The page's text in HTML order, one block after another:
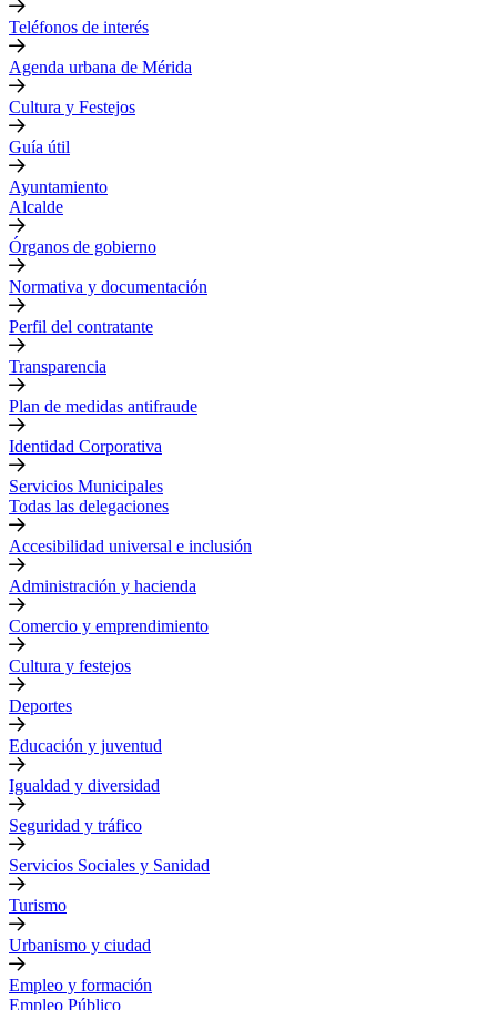
Teléfonos de interés
Agenda urbana de Mérida
Cultura y Festejos
Guía útil
Ayuntamiento
Alcalde
Órganos de gobierno
Normativa y documentación
Perfil del contratante
Transparencia
Plan de medidas antifraude
Identidad Corporativa
Servicios Municipales
Todas las delegaciones
Accesibilidad universal e inclusión
Administración y hacienda
Comercio y emprendimiento
Cultura y festejos
Deportes
Educación y juventud
Igualdad y diversidad
Seguridad y tráfico
Servicios Sociales y Sanidad
Turismo
Urbanismo y ciudad
Empleo y formación
Empleo Público